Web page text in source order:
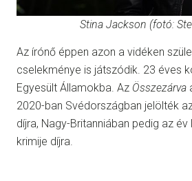
Stina Jackson (fotó:
Az írónő éppen azon a vidéken
cselekménye is játszódik. 23 éves
Egyesült Államokba. Az Összezárva
2020-ban Svédországban jelölték
díjra, Nagy-Britanniában pedig az
krimije díjra.